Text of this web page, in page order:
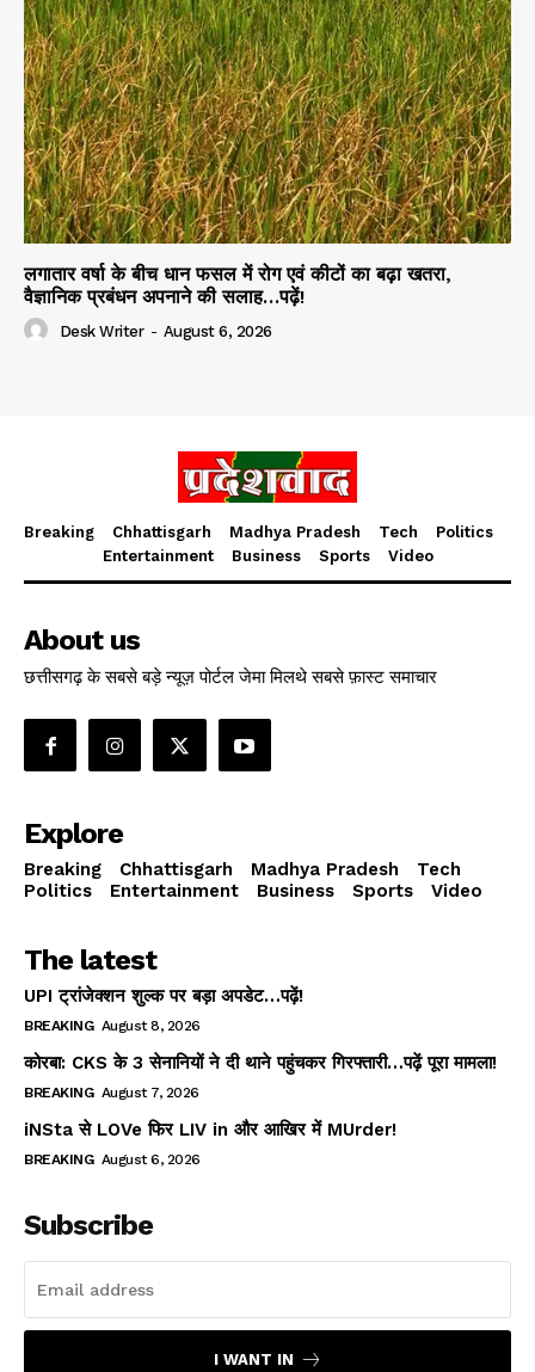
लगातार वर्षा के बीच धान फसल में रोग एवं कीटों का बढ़ा खतरा,
वैज्ञानिक प्रबंधन अपनाने की सलाह…पढ़ें!
Desk Writer - August 6, 2026
Breaking Chhattisgarh Madhya Pradesh Tech
Politics
Entertainment
Business Sports Video
About us
छत्तीसगढ़ के सबसे बड़े न्यूज़ पोर्टल जेमा मिलथे सबसे फ़ास्ट समाचार
Explore
Breaking Chhattisgarh Madhya Pradesh
Tech
Politics
Entertainment Business Sports Video
The latest
UPI ट्रांजेक्शन शुल्क पर बड़ा अपडेट…पढ़ें!
BREAKING August 8, 2026
कोरबा: CKS के 3 सेनानियों ने दी थाने पहुंचकर गिरफ्तारी…पढ़ें पूरा मामला!
BREAKING August 7, 2026
iNSta से LOVe फिर LIV in और आखिर में MUrder!
BREAKING August 6, 2026
Subscribe
I WANT IN